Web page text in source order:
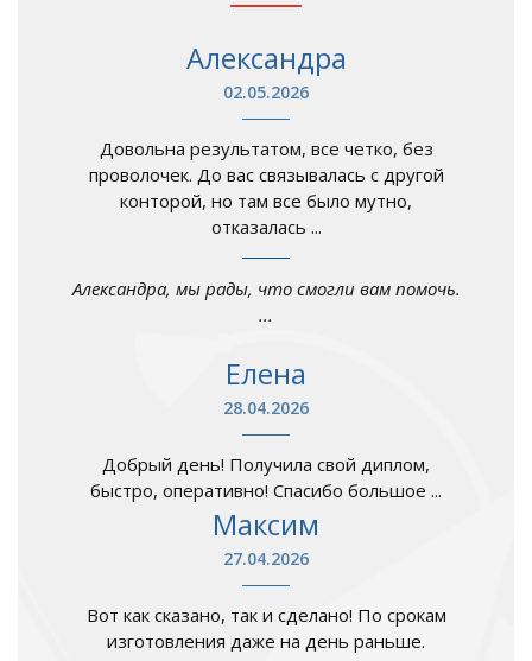
Александра
02.05.2026
Довольна результатом, все четко, без
проволочек. До вас связывалась с другой
конторой, но там все было мутно,
отказалась ...
Александра, мы рады, что смогли вам помочь.
...
Елена
28.04.2026
Добрый день! Получила свой диплом,
быстро, оперативно! Спасибо большое ...
Максим
27.04.2026
Вот как сказано, так и сделано! По срокам
изготовления даже на день раньше.